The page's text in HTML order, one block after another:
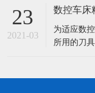
中心钻钻孔时
辅助切削
有用于引
23
2021-03
数控车床
为适应数
所用的刀
2.刀片或